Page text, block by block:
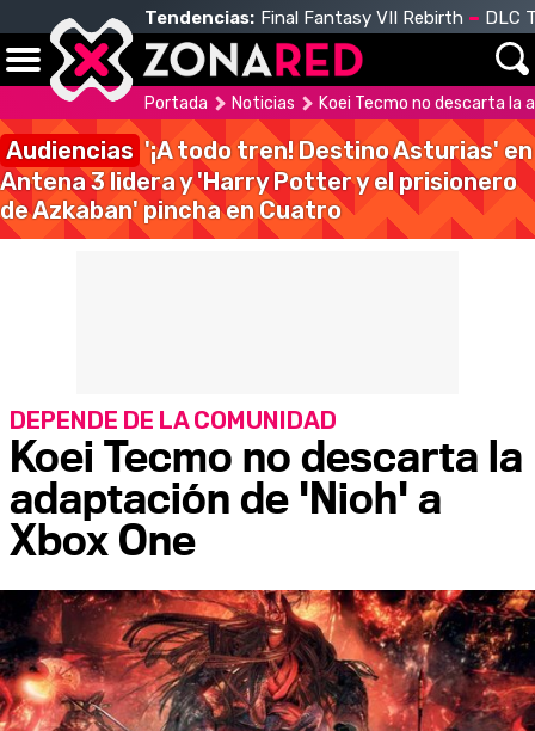
Tendencias: Final Fantasy VII Rebirth DLC
Portada Noticias Koei Tecmo no descarta la
Audiencias '¡A todo tren! Destino Asturias' en
Antena 3 lidera y 'Harry Potter y el prisionero
de Azkaban' pincha en Cuatro
Koei Tecmo no descarta la
adaptación de 'Nioh' a
Xbox One
DEPENDE DE LA COMUNIDAD